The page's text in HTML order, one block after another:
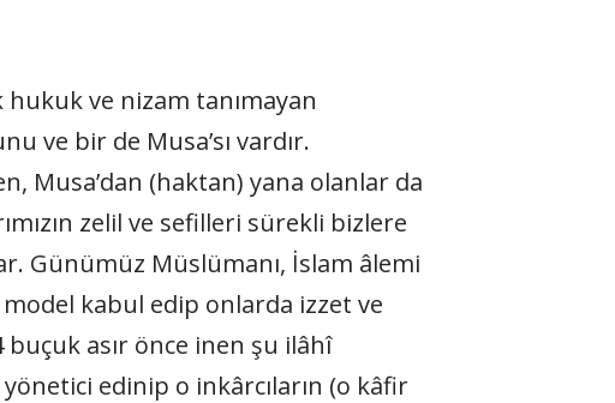
ve nizam tanımayan
ve bir de Musa’sı vardır.
Musa’dan (haktan) yana olanlar da
zelil ve sefilleri sürekli bizlere
Günümüz Müslümanı, İslam âlemi
kabul edip onlarda izzet ve
buçuk asır önce inen şu ilâhî
edinip o inkârcıların (o kâfir